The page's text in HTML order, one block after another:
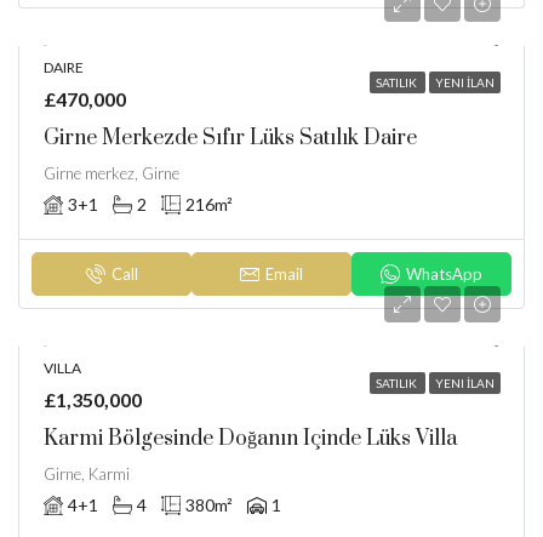
SATILIK YENI İLAN
DAIRE
£470,000
Girne Merkezde Sıfır Lüks Satılık Daire
Girne merkez, Girne
3+1 2 216m²
Call Email WhatsApp
SATILIK YENI İLAN
VILLA
£1,350,000
Karmi Bölgesinde Doğanın Içinde Lüks Villa
Girne, Karmi
4+1 4 380m² 1